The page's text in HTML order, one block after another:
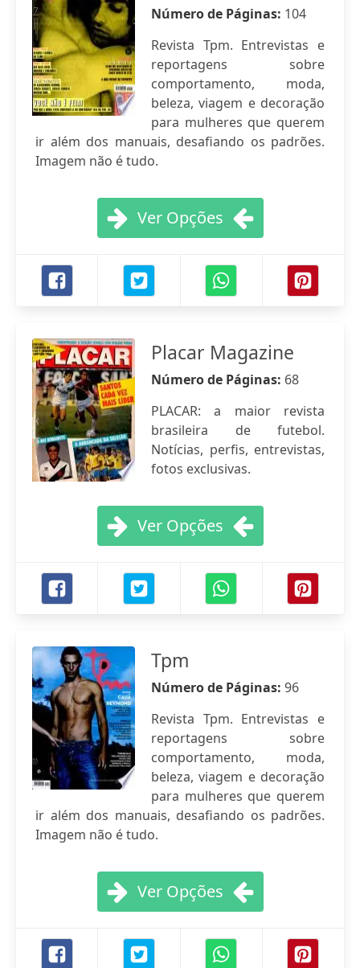
Número de Páginas: 104
Revista Tpm. Entrevistas e
reportagens sobre
comportamento, moda,
beleza, viagem e decoração
para mulheres que querem
ir além dos manuais, desafiando os padrões.
Imagem não é tudo.
Ver Opções
Placar Magazine
Número de Páginas: 68
PLACAR: a maior revista
brasileira de futebol.
Notícias, perfis, entrevistas,
fotos exclusivas.
Ver Opções
Tpm
Número de Páginas: 96
Revista Tpm. Entrevistas e
reportagens sobre
comportamento, moda,
beleza, viagem e decoração
para mulheres que querem
ir além dos manuais, desafiando os padrões.
Imagem não é tudo.
Ver Opções